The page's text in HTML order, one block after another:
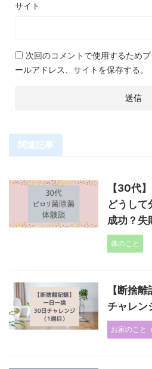
サイト
次回のコメントで使用するため
ールアドレス、サイトを保存する。
関連記事
【30代
どうして
成功？失
体のこと
【断捨
チャレン
お家のこと